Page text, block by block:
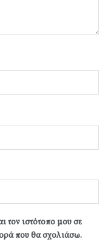
ιστότοπο μου σε
που θα σχολιάσω.